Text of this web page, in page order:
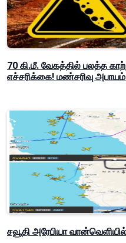
70 கி.மீ. வேகத்தில் பலத்த
எச்சரிக்கை! மண்சரிவு அபாயம்
சவூதி அரேபியா வான்வெளியில்